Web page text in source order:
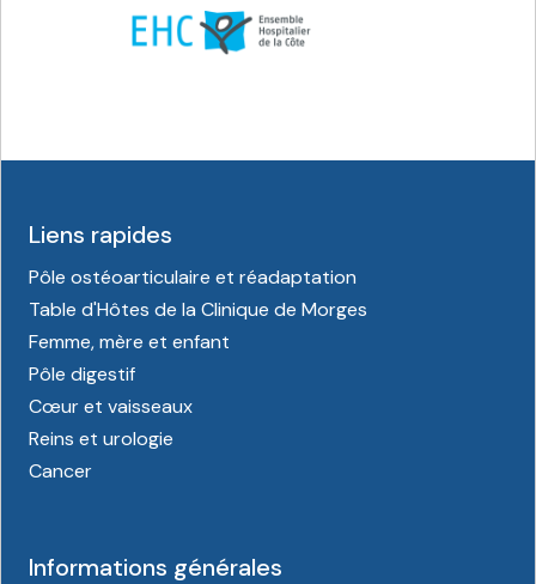
Liens rapides
Pôle ostéoarticulaire et réadaptation
Table d'Hôtes de la Clinique de Morges
Femme, mère et enfant
Pôle digestif
Cœur et vaisseaux
Reins et urologie
Cancer
Informations générales